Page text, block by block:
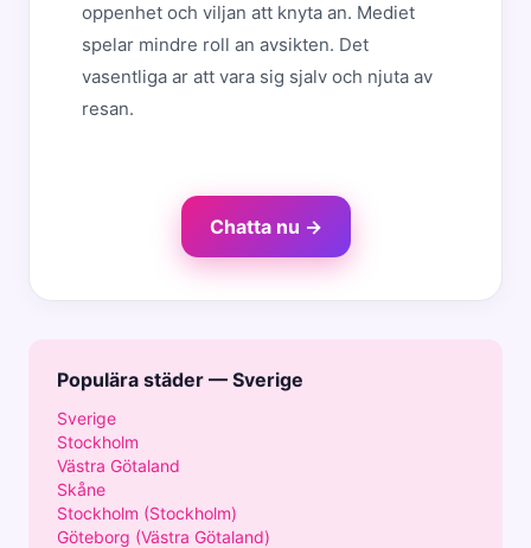
oppenhet och viljan att knyta an. Mediet
spelar mindre roll an avsikten. Det
vasentliga ar att vara sig sjalv och njuta av
resan.
Chatta nu →
Populära städer — Sverige
Sverige
Stockholm
Västra Götaland
Skåne
Stockholm (Stockholm)
Göteborg (Västra Götaland)